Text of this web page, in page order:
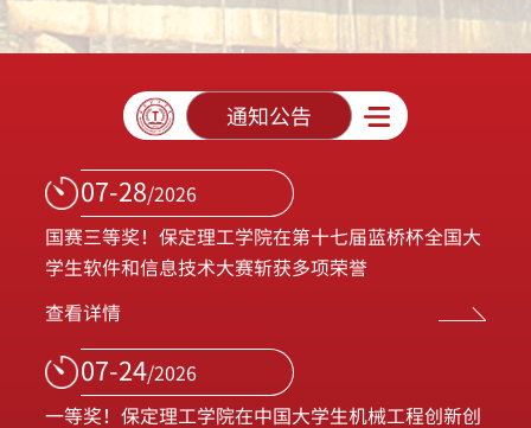
通知公告
07-28/2026
国赛三等奖！保定理工学院在第十七届蓝桥杯全国大
学生软件和信息技术大赛斩获多项荣誉
查看详情
07-24/2026
一等奖！保定理工学院在中国大学生机械工程创新创